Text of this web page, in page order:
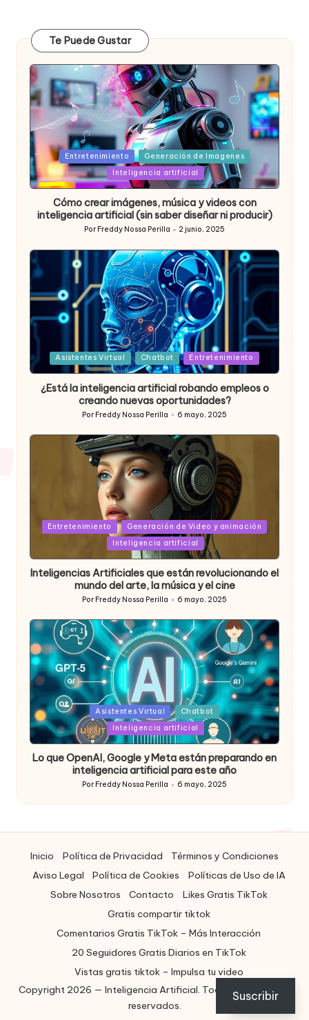
Te Puede Gustar
Posted
in
Entretenimiento
Generación de Imagenes
Inteligencia artificial
Cómo crear imágenes, música y videos con
inteligencia artificial (sin saber diseñar ni producir)
Publicado
Por Freddy Nossa Perilla 2 junio, 2025
Posted
in
Asistentes Virtual Chatbot Entretenimiento
¿Está la inteligencia artificial robando empleos o
creando nuevas oportunidades?
Publicado
Por Freddy Nossa Perilla 6 mayo, 2025
Posted
Entretenimiento
Generación de Video y animación
Inteligencia artificial
Inteligencias Artificiales que están revolucionando el
mundo del arte, la música y el cine
Publicado
por
Por Freddy Nossa Perilla 6 mayo, 2025
Posted
in
Asistentes Virtual
Chatbot
Inteligencia artificial
Lo que OpenAI, Google y Meta están preparando en
inteligencia artificial para este año
Publicado
por
Por Freddy Nossa Perilla 6 mayo, 2025
Inicio Política de Privacidad
Términos y Condiciones
Aviso Legal
Política de Cookies
Políticas de Uso de IA
Sobre Nosotros
Contacto
Likes Gratis TikTok
Gratis compartir tiktok
Comentarios Gratis TikTok – Más Interacción
20 Seguidores Gratis Diarios en TikTok
Vistas gratis tiktok – Impulsa tu video
Copyright 2026 — Inteligencia Artificial. Todos los derechos
reservados.
Suscribir
ES